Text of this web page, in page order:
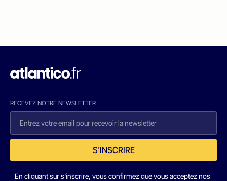
RECEVEZ NOTRE NEWSLETTER
S'INSCRIRE
En cliquant sur s'inscrire, vous confirmez que vous acceptez nos